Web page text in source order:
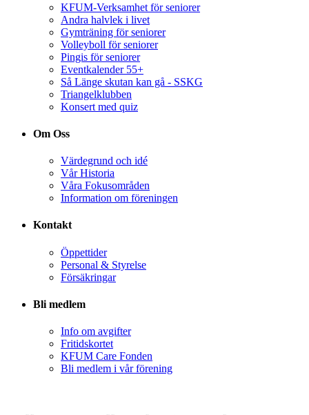
KFUM-Verksamhet för seniorer
Andra halvlek i livet
Gymträning för seniorer
Volleyboll för seniorer
Pingis för seniorer
Eventkalender 55+
Så Länge skutan kan gå - SSKG
Triangelklubben
Konsert med quiz
Om Oss
Värdegrund och idé
Vår Historia
Våra Fokusområden
Information om föreningen
Kontakt
Öppettider
Personal & Styrelse
Försäkringar
Bli medlem
Info om avgifter
Fritidskortet
KFUM Care Fonden
Bli medlem i vår förening